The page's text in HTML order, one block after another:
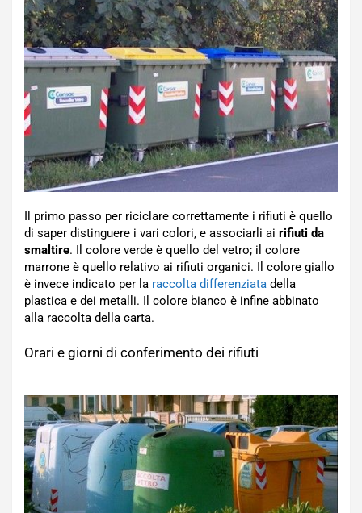
Il primo passo per riciclare correttamente i rifiuti è quello
di saper distinguere i vari colori, e associarli ai rifiuti da
smaltire. Il colore verde è quello del vetro; il colore
marrone è quello relativo ai rifiuti organici. Il colore giallo
è invece indicato per la raccolta differenziata della
plastica e dei metalli. Il colore bianco è infine abbinato
alla raccolta della carta.
Orari e giorni di conferimento dei rifiuti